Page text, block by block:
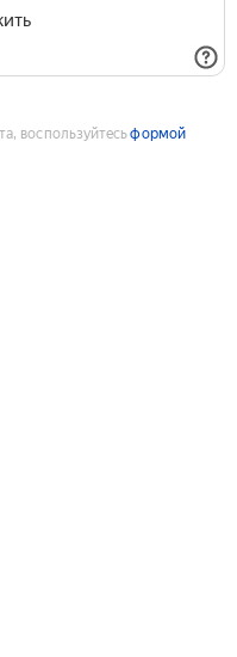
воспользуйтесьформой